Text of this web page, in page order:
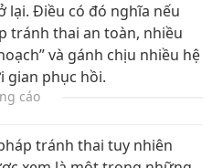
lại. Điều có đó nghĩa nếu
tránh thai an toàn, nhiều
và gánh chịu nhiều hệ
gian phục hồi.
cáo
tránh thai tuy nhiên